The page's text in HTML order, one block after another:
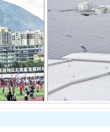
规模